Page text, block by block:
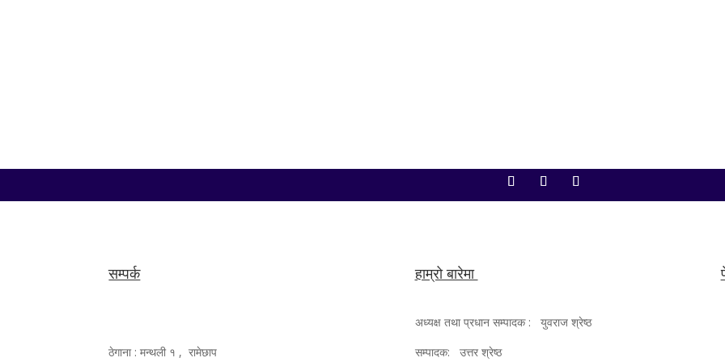
सम्पर्क
ठेगाना : मन्थली १ , रामेछाप
हाम्रो बारेमा
अध्यक्ष तथा प्रधान सम्पादक : युवराज श्रेष्ठ
सम्पादक: उत्तर श्रेष्ठ